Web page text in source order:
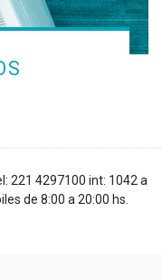
221 4297100 int: 1042 a
de 8:00 a 20:00 hs.